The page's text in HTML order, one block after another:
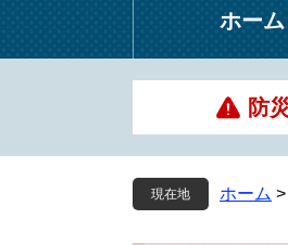
本
ホーム
防
現在地 ホーム >